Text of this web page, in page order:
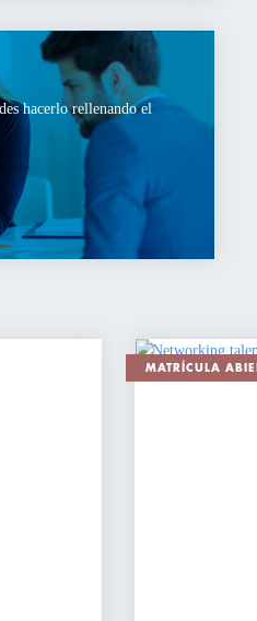
hacerlo rellenando el
MATRÍCULA